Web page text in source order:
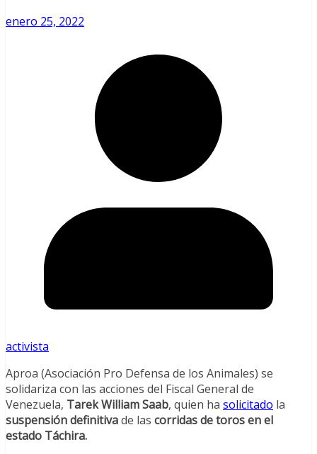
enero 25, 2022
activista
Aproa (Asociación Pro Defensa de los Animales) se
solidariza con las acciones del Fiscal General de
Venezuela, Tarek William Saab, quien ha solicitado la
suspensión definitivade las corridas de toros en el
estado Táchira.